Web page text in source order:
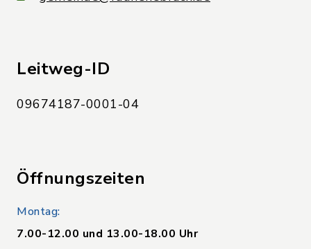
Leitweg-ID
09674187-0001-04
Öffnungszeiten
Montag:
7.00-12.00 und 13.00-18.00 Uhr